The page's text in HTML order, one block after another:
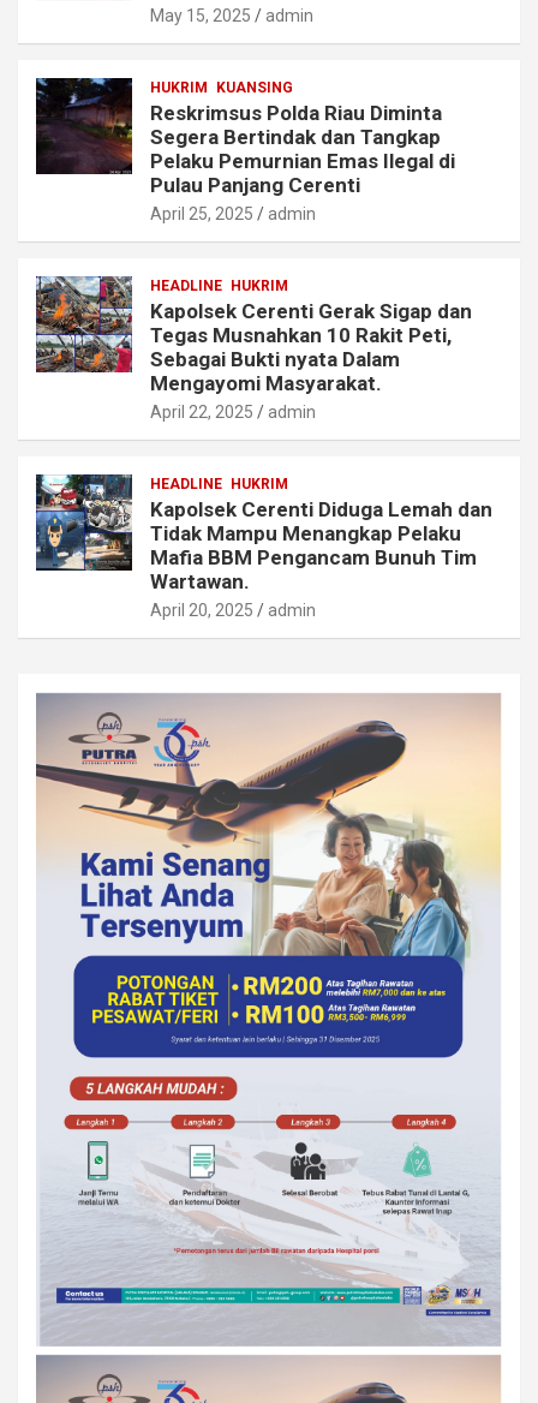
May 15, 2025 admin
HUKRIM KUANSING
Reskrimsus Polda Riau Diminta
Segera Bertindak dan Tangkap
Pelaku Pemurnian Emas Ilegal di
Pulau Panjang Cerenti
April 25, 2025 admin
HEADLINE HUKRIM
Kapolsek Cerenti Gerak Sigap dan
Tegas Musnahkan 10 Rakit Peti,
Sebagai Bukti nyata Dalam
Mengayomi Masyarakat.
April 22, 2025 admin
HEADLINE HUKRIM
Kapolsek Cerenti Diduga Lemah dan
Tidak Mampu Menangkap Pelaku
Mafia BBM Pengancam Bunuh Tim
Wartawan.
April 20, 2025 admin